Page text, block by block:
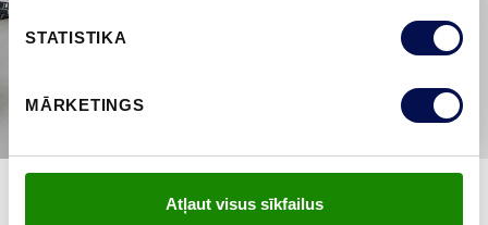
STATISTIKA
MĀRKETINGS
Atļaut visus sīkfailus